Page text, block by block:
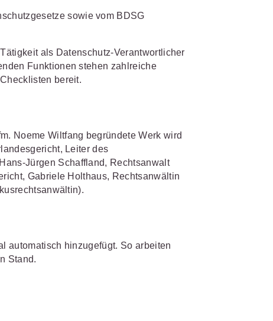
sowie vom BDSG
als Datenschutz-Verantwortlicher
Funktionen stehen zahlreiche
bereit.
Noeme Wiltfang begründete Werk wird
Leiter des
Jürgen Schaffland, Rechtsanwalt
Gabriele Holthaus, Rechtsanwältin
automatisch hinzugefügt. So arbeiten
Stand.